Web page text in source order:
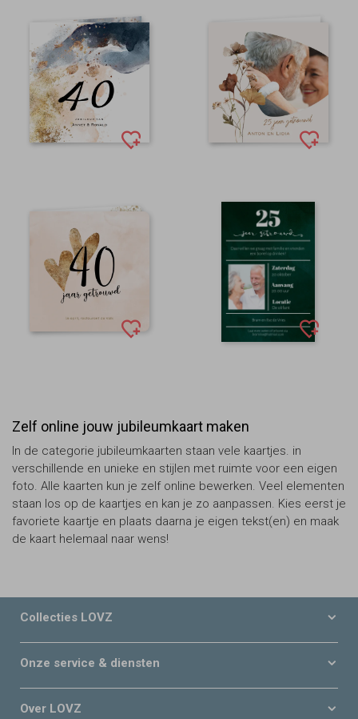
Zelf online jouw jubileumkaart maken
In de categorie jubileumkaarten staan vele kaartjes. in
verschillende en unieke en stijlen met ruimte voor een eigen
foto. Alle kaarten kun je zelf online bewerken. Veel elementen
staan los op de kaartjes en kan je zo aanpassen. Kies eerst je
favoriete kaartje en plaats daarna je eigen tekst(en) en maak
de kaart helemaal naar wens!
Collecties LOVZ
Onze service & diensten
Over LOVZ